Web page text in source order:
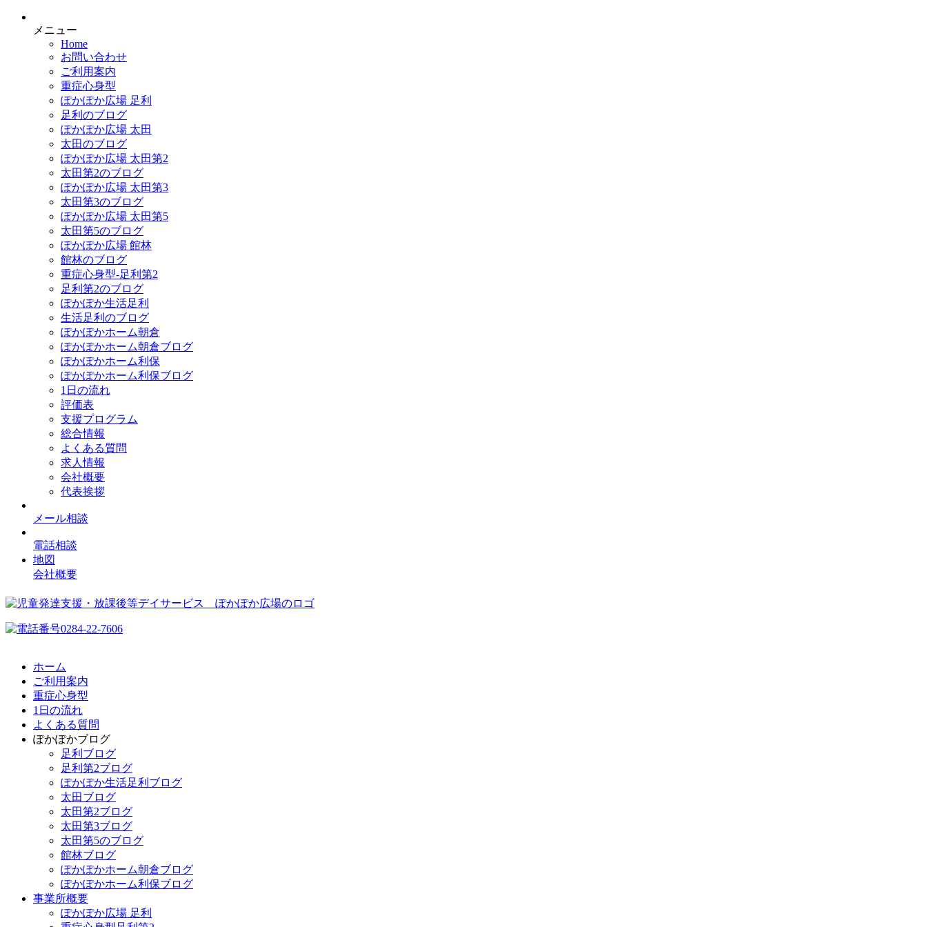
メニュー
Home
お問い合わせ
ご利用案内
重症心身型
ぽかぽか広場 足利
足利のブログ
ぽかぽか広場 太田
太田のブログ
ぽかぽか広場 太田第2
太田第2のブログ
ぽかぽか広場 太田第3
太田第3のブログ
ぽかぽか広場 太田第5
太田第5のブログ
ぽかぽか広場 館林
館林のブログ
重症心身型-足利第2
足利第2のブログ
ぽかぽか生活足利
生活足利のブログ
ぽかぽかホーム朝倉
ぽかぽかホーム朝倉ブログ
ぽかぽかホーム利保
ぽかぽかホーム利保ブログ
1日の流れ
評価表
支援プログラム
総合情報
よくある質問
求人情報
会社概要
代表挨拶
メール相談
電話相談
地図
会社概要
ホーム
ご利用案内
重症心身型
1日の流れ
よくある質問
ぽかぽかブログ
足利ブログ
足利第2ブログ
ぽかぽか生活足利ブログ
太田ブログ
太田第2ブログ
太田第3ブログ
太田第5のブログ
館林ブログ
ぽかぽかホーム朝倉ブログ
ぽかぽかホーム利保ブログ
事業所概要
ぽかぽか広場 足利